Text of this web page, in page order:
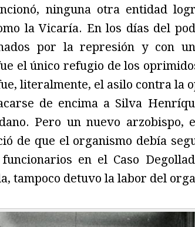
ninguna otra entidad
la Vicaría. En los días del
por la represión y con
el único refugio de los
literalmente, el asilo contra la
de encima a Silva
Pero un nuevo arzobispo,
de que el organismo debía
en el Caso
tampoco detuvo la labor del